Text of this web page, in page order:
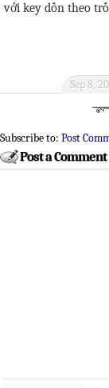
với key dồn theo
Sep 8,
Subscribe to: Post
Post a Comment